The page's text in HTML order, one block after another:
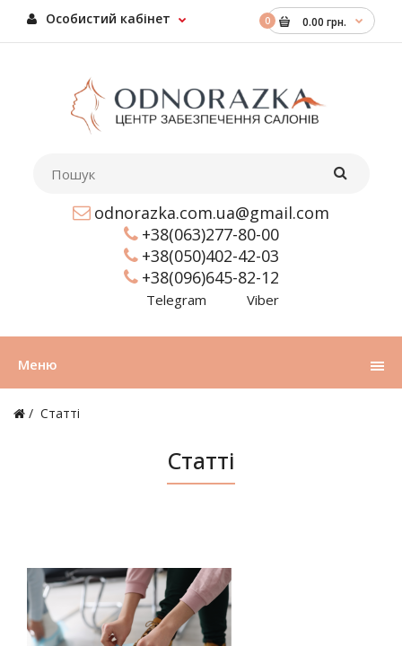
0 0.00 грн.
Особистий кабінет
odnorazka.com.ua@gmail.com
+38(063)277-80-00
+38(050)402-42-03
+38(096)645-82-12
Telegram Viber
Меню
Статті
Статті